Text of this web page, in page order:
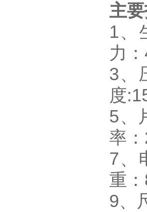
主
1
力
3
度
5
率
7
重
9、